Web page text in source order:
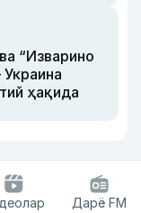
“Изварино
ҳақида
Дарё FM